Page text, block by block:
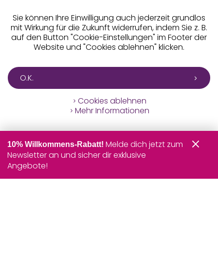
Sie können Ihre Einwilligung auch jederzeit grundlos
mit Wirkung für die Zukunft widerrufen, indem Sie z. B.
auf den Button "Cookie-Einstellungen" im Footer der
Website und "Cookies ablehnen" klicken.
O.K.
Cookies ablehnen
Mehr Informationen
10% Willkommens-Rabatt! Melde dich jetzt zum
Newsletter an und sicher dir exklusive
Angebote!